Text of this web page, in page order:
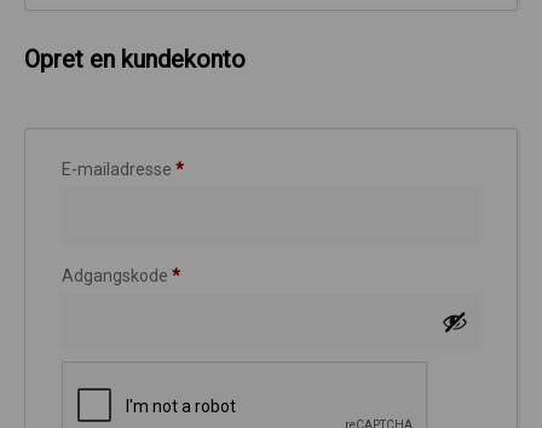
Opret en kundekonto
E-mailadresse *
Adgangskode *